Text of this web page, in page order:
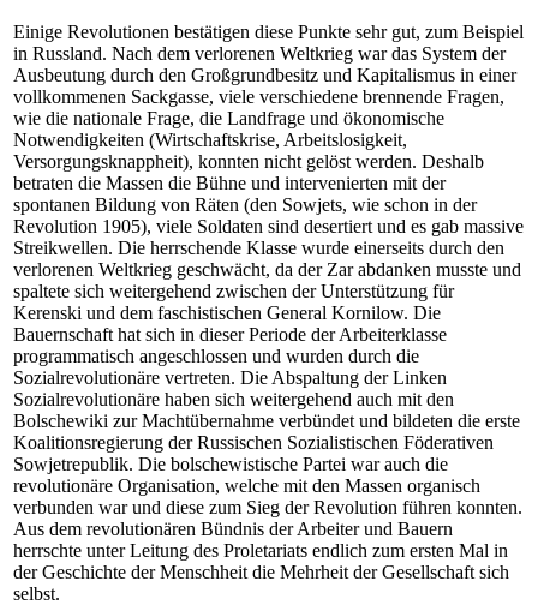
Einige Revolutionen bestätigen diese Punkte sehr gut, zum Beispiel
in Russland. Nach dem verlorenen Weltkrieg war das System der
Ausbeutung durch den Großgrundbesitz und Kapitalismus in einer
vollkommenen Sackgasse, viele verschiedene brennende Fragen,
wie die nationale Frage, die Landfrage und ökonomische
Notwendigkeiten (Wirtschaftskrise, Arbeitslosigkeit,
Versorgungsknappheit), konnten nicht gelöst werden. Deshalb
betraten die Massen die Bühne und intervenierten mit der
spontanen Bildung von Räten (den Sowjets, wie schon in der
Revolution 1905), viele Soldaten sind desertiert und es gab massive
Streikwellen. Die herrschende Klasse wurde einerseits durch den
verlorenen Weltkrieg geschwächt, da der Zar abdanken musste und
spaltete sich weitergehend zwischen der Unterstützung für
Kerenski und dem faschistischen General Kornilow. Die
Bauernschaft hat sich in dieser Periode der Arbeiterklasse
programmatisch angeschlossen und wurden durch die
Sozialrevolutionäre vertreten. Die Abspaltung der Linken
Sozialrevolutionäre haben sich weitergehend auch mit den
Bolschewiki zur Machtübernahme verbündet und bildeten die erste
Koalitionsregierung der Russischen Sozialistischen Föderativen
Sowjetrepublik. Die bolschewistische Partei war auch die
revolutionäre Organisation, welche mit den Massen organisch
verbunden war und diese zum Sieg der Revolution führen konnten.
Aus dem revolutionären Bündnis der Arbeiter und Bauern
herrschte unter Leitung des Proletariats endlich zum ersten Mal in
der Geschichte der Menschheit die Mehrheit der Gesellschaft sich
selbst.